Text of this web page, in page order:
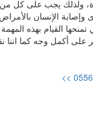
ولذلك يجب على كل
وإصابة الإنسان
القيام بهذه
على أكمل وجه كما اننا